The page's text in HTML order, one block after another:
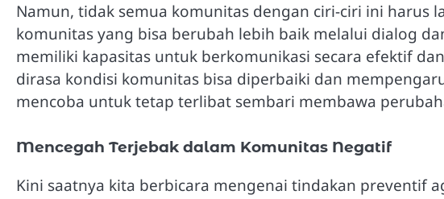
Namun, tidak semua komunitas dengan ciri-ciri ini harus
komunitas yang bisa berubah lebih baik melalui dialog
memiliki kapasitas untuk berkomunikasi secara efektif
dirasa kondisi komunitas bisa diperbaiki dan
mencoba untuk tetap terlibat sembari membawa
Mencegah Terjebak dalam Komunitas Negatif
Kini saatnya kita berbicara mengenai tindakan preventif